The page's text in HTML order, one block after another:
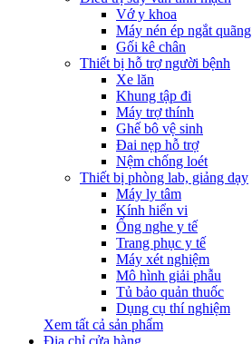
Vớ y khoa
Máy nén ép ngắt quãng
Gối kê chân
Thiết bị hỗ trợ người bệnh
Xe lăn
Khung tập đi
Máy trợ thính
Ghế bô vệ sinh
Đai nẹp hỗ trợ
Nệm chống loét
Thiết bị phòng lab, giảng dạy
Máy ly tâm
Kính hiển vi
Ống nghe y tế
Trang phục y tế
Máy xét nghiệm
Mô hình giải phẫu
Tủ bảo quản thuốc
Dụng cụ thí nghiệm
Xem tất cả sản phẩm
Địa chỉ cửa hàng